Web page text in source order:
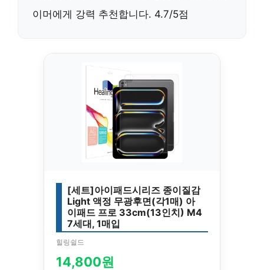
이머에게 강력 추천합니다. 4.7/5점
[세트]아이패드시리즈 종이질감
Light 액정 무광후면(각1매) 아
이패드 프로 33cm(13인치) M4
7세대, 1매입
힐링쉴드
14,800원